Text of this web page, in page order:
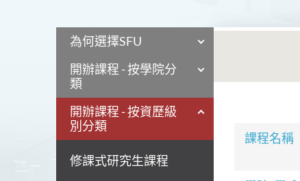
為何選擇SFU
開辦課程 - 按學院分
類
開辦課程 - 按資歷級
別分類
修課式研究生課程
課程名稱